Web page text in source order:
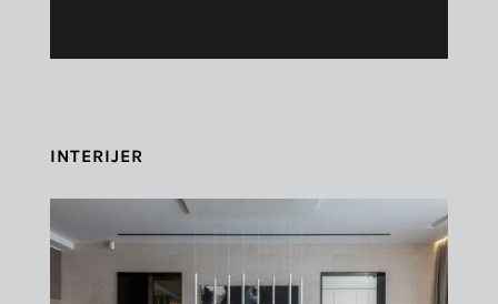
INTERIJER